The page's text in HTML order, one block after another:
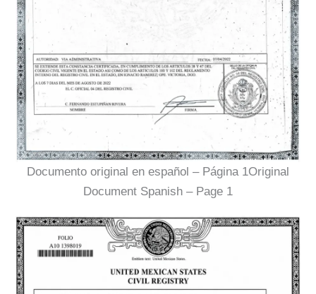
Documento original en español – Página 1Original
Document Spanish – Page 1